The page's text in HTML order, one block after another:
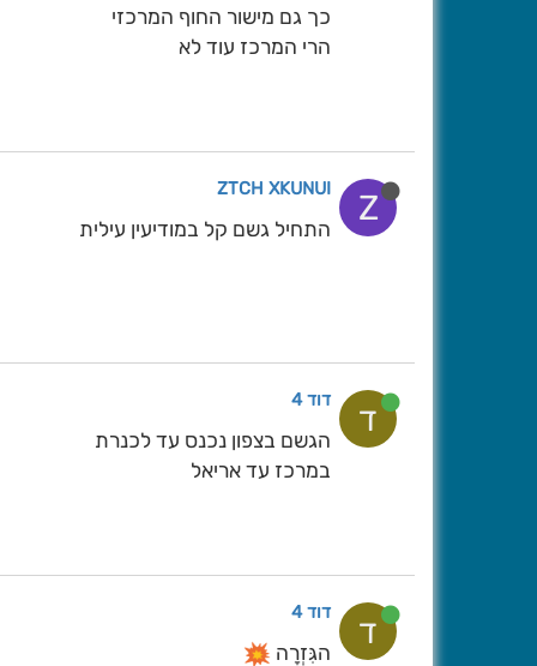
כך גם מישור החוף המרכזי
הרי המרכז עוד לא
Z
ZTCH XKUNUI
התחיל גשם קל במודיעין עילית
ד דוד 4
הגשם בצפון נכנס עד לכנרת
במרכז עד אריאל
ד דוד 4
הגִּזְרָה